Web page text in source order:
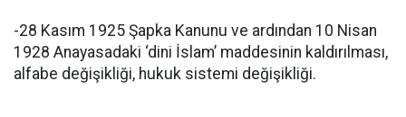
-28 Kasım 1925 Şapka Kanunu ve ardından 10 Nisan
1928 Anayasadaki ‘dini İslam’ maddesinin kaldırılması,
alfabe değişikliği, hukuk sistemi değişikliği.